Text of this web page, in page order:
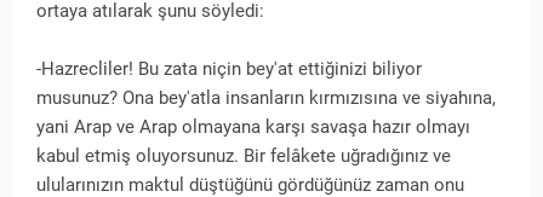
ortaya atılarak şunu söyledi:
-Hazrecliler! Bu zata niçin bey'at ettiğinizi biliyor
musunuz? Ona bey'atla insanların kırmızısına ve siyahına,
yani Arap ve Arap olmayana karşı savaşa hazır olmayı
kabul etmiş oluyorsunuz. Bir felâkete uğradığınız ve
ulularınızın maktul düştüğünü gördüğünüz zaman onu